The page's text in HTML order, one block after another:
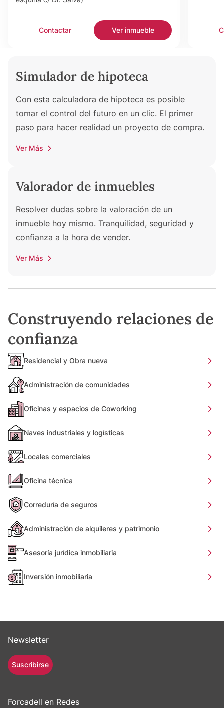
Contactar Ver inmueble
Simulador de hipoteca
Con esta calculadora de hipoteca es posible
tomar el control del futuro en un clic. El primer
paso para hacer realidad un proyecto de compra.
Ver Más
Valorador de inmuebles
Resolver dudas sobre la valoración de un
inmueble hoy mismo. Tranquilidad, seguridad y
confianza a la hora de vender.
Ver Más
Construyendo relaciones de
confianza
Residencial y Obra nueva
Administración de comunidades
Oficinas y espacios de Coworking
Naves industriales y logísticas
Locales comerciales
Oficina técnica
Correduría de seguros
Administración de alquileres y patrimonio
Asesoría jurídica inmobiliaria
Inversión inmobiliaria
Newsletter
Suscribirse
Forcadell en Redes